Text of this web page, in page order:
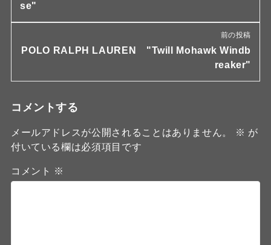
se"
前の投稿
POLO RALPH LAUREN "Twill Mohawk Windb
reaker"
コメントする
メールアドレスが公開されることはありません。 ※ が
付いている欄は必須項目です
コメント ※